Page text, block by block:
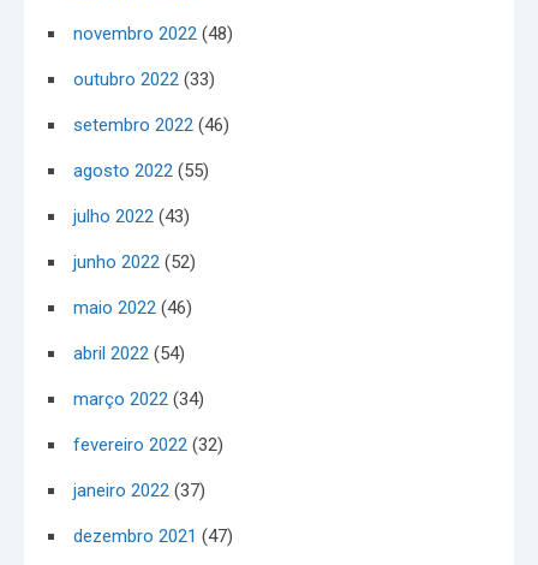
novembro 2022 (48)
outubro 2022 (33)
setembro 2022 (46)
agosto 2022 (55)
julho 2022 (43)
junho 2022 (52)
maio 2022 (46)
abril 2022 (54)
março 2022 (34)
fevereiro 2022 (32)
janeiro 2022 (37)
dezembro 2021 (47)